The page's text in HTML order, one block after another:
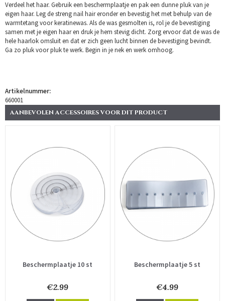
Verdeel het haar. Gebruik een beschermplaatje en pak een dunne pluk van je
eigen haar. Leg de streng nail hair eronder en bevestig het met behulp van de
warmtetang voor keratinewas. Als de was gesmolten is, rol je de bevestiging
samen met je eigen haar en druk je hem stevig dicht. Zorg ervoor dat de was de
hele haarlok omsluit en dat er zich geen lucht binnen de bevestiging bevindt.
Ga zo pluk voor pluk te werk. Begin in je nek en werk omhoog.
Artikelnummer:
660001
AANBEVOLEN ACCESSOIRES VOOR DIT PRODUCT
Beschermplaatje 10 st
€2.99
Beschermplaatje 5 st
€4.99